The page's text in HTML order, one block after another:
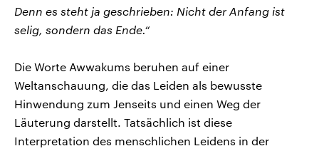
Denn es steht ja geschrieben: Nicht der Anfang ist
selig, sondern das Ende.“
Die Worte Awwakums beruhen auf einer
Weltanschauung, die das Leiden als bewusste
Hinwendung zum Jenseits und einen Weg der
Läuterung darstellt. Tatsächlich ist diese
Interpretation des menschlichen Leidens in der